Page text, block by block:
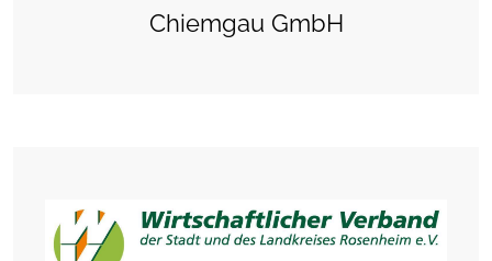
Chiemgau GmbH